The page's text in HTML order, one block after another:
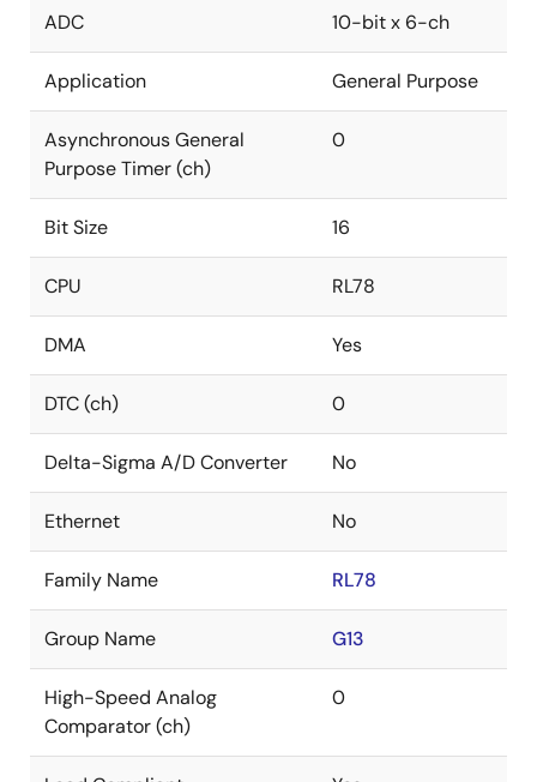
ADC 10-bit x 6-ch
Application General Purpose
Asynchronous General
Purpose Timer (ch)
0
Bit Size 16
CPU RL78
DMA Yes
DTC (ch) 0
Delta-Sigma A/D Converter No
Ethernet No
Family Name RL78
Group Name G13
High-Speed Analog
Comparator (ch)
0